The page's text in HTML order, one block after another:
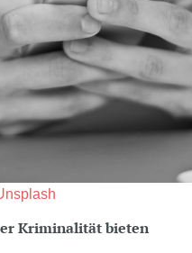
Kriminalität bieten